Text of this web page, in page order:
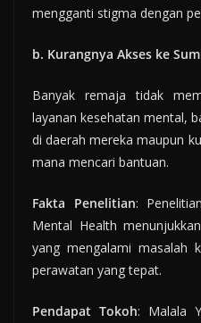
mengganti stigma dengan
b. Kurangnya Akses ke
Banyak remaja tidak
layanan kesehatan mental,
di daerah mereka maupun
mana mencari bantuan.
Fakta Penelitian:
Mental Health
yang mengalami masalah
perawatan yang tepat.
Pendapat Tokoh: Malala